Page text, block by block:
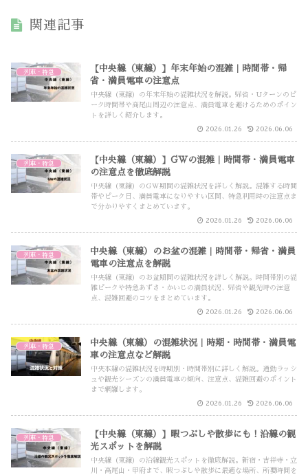
関連記事
列車・特急
【中央線（東線）】年末年始の混雑｜時間帯・帰
省・満員電車の注意点
中央線（東線）の年末年始の混雑状況を解説。帰省・Uターンのピ
ーク時間帯や高尾山周辺の注意点、満員電車を避けるためのポイン
トを詳しく紹介します。
2026.01.26 2026.06.06
列車・特急
【中央線（東線）】GWの混雑｜時間帯・満員電車
の注意点を徹底解説
中央線（東線）のGW期間の混雑状況を詳しく解説。混雑する時間
帯やピーク日、満員電車になりやすい区間、特急利用時の注意点ま
で分かりやすくまとめています。
2026.01.26 2026.06.06
列車・特急
中央線（東線）のお盆の混雑｜時間帯・帰省・満員
電車の注意点を解説
中央線（東線）のお盆期間の混雑状況を詳しく解説。時間帯別の混
雑ピークや特急あずさ・かいじの満員状況、帰省や観光時の注意
点、混雑回避のコツをまとめています。
2026.01.26 2026.06.06
列車・特急
中央線（東線）の混雑状況｜時期・時間帯・満員電
車の注意点など解説
中央本線の混雑状況を時期別・時間帯別に詳しく解説。通勤ラッシ
ュや観光シーズンの満員電車の傾向、注意点、混雑回避のポイント
まで網羅します。
2026.01.26 2026.06.06
列車・特急
【中央線（東線）】暇つぶしや散歩にも！沿線の観
光スポットを解説
中央線（東線）の沿線観光スポットを徹底解説。新宿・吉祥寺・立
川・高尾山・甲府まで、暇つぶしや散歩に最適な場所、所要時間を